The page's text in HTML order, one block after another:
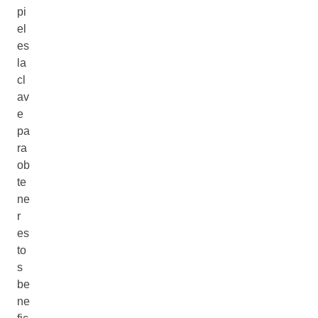
pi
el
es
la
cl
av
e
pa
ra
ob
te
ne
r
es
to
s
be
ne